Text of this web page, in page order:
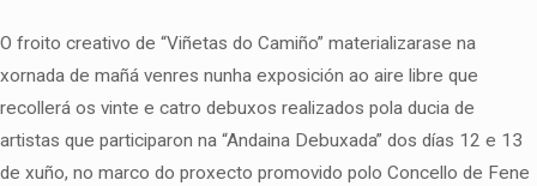
O froito creativo de “Viñetas do Camiño” materializarase na
xornada de mañá venres nunha exposición ao aire libre que
recollerá os vinte e catro debuxos realizados pola ducia de
artistas que participaron na “Andaina Debuxada” dos días 12 e 13
de xuño, no marco do proxecto promovido polo Concello de Fene